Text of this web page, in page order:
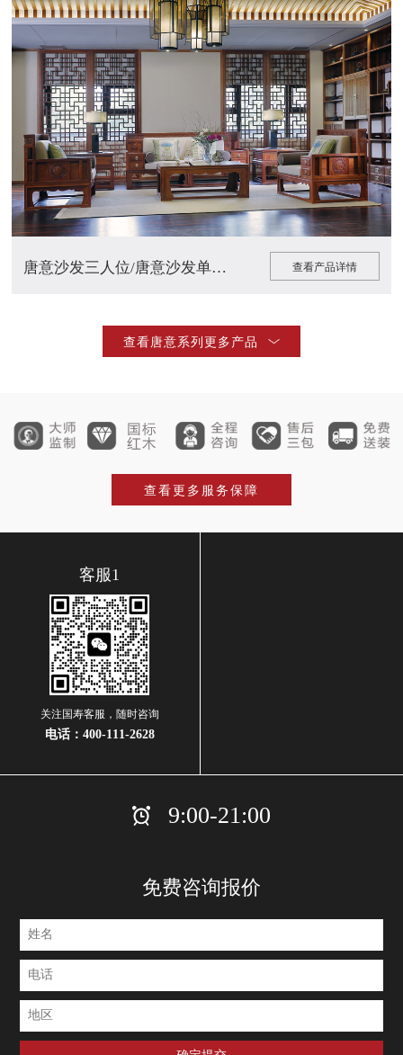
唐意沙发三人位/唐意沙发单人位-左扶... 查看产品详情
+
唐意客厅系列
查看唐意系列更多产品
查看更多服务保障
客服1
关注国寿客服，随时咨询
电话： 400-111-2628
9:00-21:00
免费咨询报价